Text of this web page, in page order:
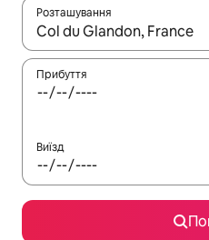
Розташування
Отримавши результати
Прибуття
Виїзд